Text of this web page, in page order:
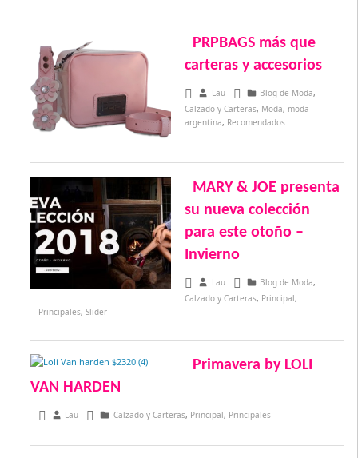
PRPBAGS más que
carteras y accesorios
septiembre 27, 2018
Lau Blog de Moda,
Calzado y Carteras, Moda, moda
argentina, Recomendados
MARY & JOE presenta
su nueva colección
para este otoño –
Invierno
mayo 14, 2018
Lau Blog de Moda,
Calzado y Carteras, Principal,
Principales, Slider
Primavera by LOLI
VAN HARDEN
agosto 22, 2017
Lau Calzado y Carteras, Principal, Principales